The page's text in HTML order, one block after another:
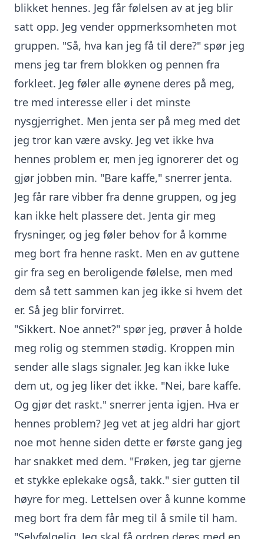
blikket hennes. Jeg får følelsen av at jeg blir
satt opp. Jeg vender oppmerksomheten mot
gruppen. "Så, hva kan jeg få til dere?" spør jeg
mens jeg tar frem blokken og pennen fra
forkleet. Jeg føler alle øynene deres på meg,
tre med interesse eller i det minste
nysgjerrighet. Men jenta ser på meg med det
jeg tror kan være avsky. Jeg vet ikke hva
hennes problem er, men jeg ignorerer det og
gjør jobben min. "Bare kaffe," snerrer jenta.
Jeg får rare vibber fra denne gruppen, og jeg
kan ikke helt plassere det. Jenta gir meg
frysninger, og jeg føler behov for å komme
meg bort fra henne raskt. Men en av guttene
gir fra seg en beroligende følelse, men med
dem så tett sammen kan jeg ikke si hvem det
er. Så jeg blir forvirret.
"Sikkert. Noe annet?" spør jeg, prøver å holde
meg rolig og stemmen stødig. Kroppen min
sender alle slags signaler. Jeg kan ikke luke
dem ut, og jeg liker det ikke. "Nei, bare kaffe.
Og gjør det raskt." snerrer jenta igjen. Hva er
hennes problem? Jeg vet at jeg aldri har gjort
noe mot henne siden dette er første gang jeg
har snakket med dem. "Frøken, jeg tar gjerne
et stykke eplekake også, takk." sier gutten til
høyre for meg. Lettelsen over å kunne komme
meg bort fra dem får meg til å smile til ham.